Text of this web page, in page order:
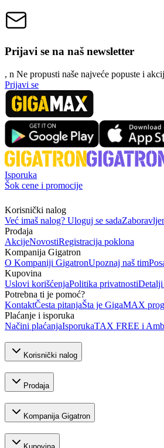
Prijavi se na naš newsletter
, n Ne propusti naše najveće popuste i
Prijavi se
Isporuka
Šok cene i promocije
Korisnički nalog
Već imaš nalog? Uloguj se sada
Prodaja
AkcijeNovostiRegistracija poklona
Kompanija Gigatron
O Kompaniji GigatronUpoznaj naš tim
Kupovina
Uslovi korišćenjaPolitika privatnostiDetalji
Potrebna ti je pomoć?
KontaktČesta pitanjaŠta je GigaMAX
Plaćanje i isporuka
Načini plaćanjaIsporukaTAX FREE i
Korisnički nalog
Prodaja
Kompanija Gigatron